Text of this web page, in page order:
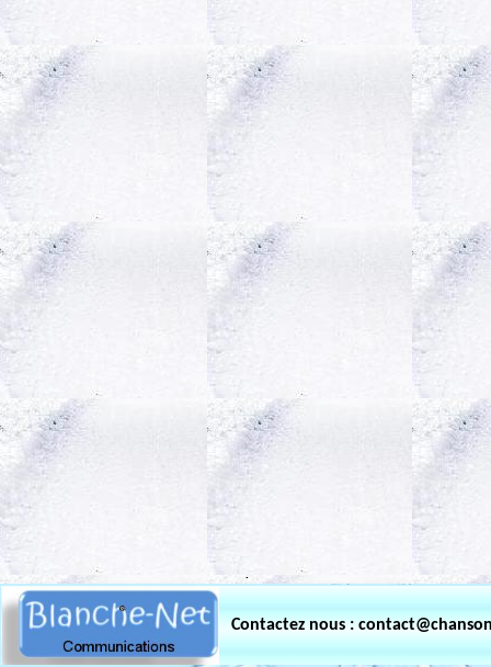
.
Contactez nous :